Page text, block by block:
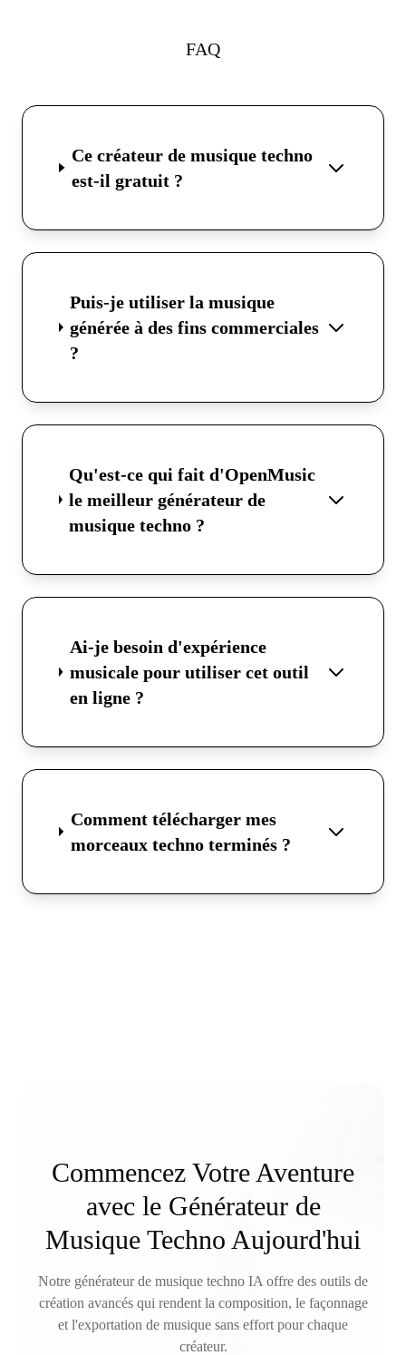
FAQ
Ce créateur de musique techno
est-il gratuit ?
Puis-je utiliser la musique
générée à des fins commerciales
?
Qu'est-ce qui fait d'OpenMusic
le meilleur générateur de
musique techno ?
Ai-je besoin d'expérience
musicale pour utiliser cet outil
en ligne ?
Comment télécharger mes
morceaux techno terminés ?
Commencez Votre Aventure
avec le Générateur de
Musique Techno Aujourd'hui
Notre générateur de musique techno IA offre des outils de
création avancés qui rendent la composition, le façonnage
et l'exportation de musique sans effort pour chaque
créateur.